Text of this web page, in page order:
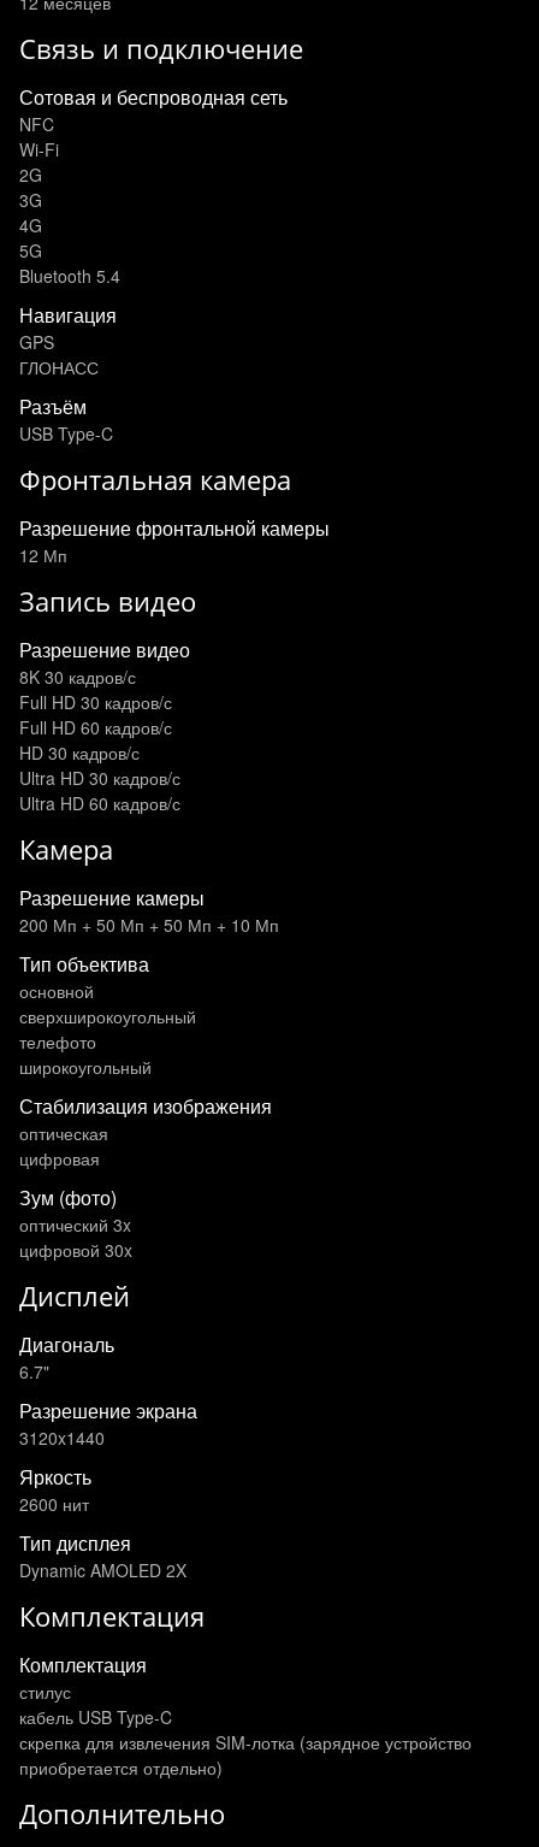
Связь и подключение
Сотовая и беспроводная сеть
NFC
Wi-Fi
2G
3G
4G
5G
Bluetooth 5.4
Навигация
GPS
ГЛОНАСС
Разъём
USB Type-C
Фронтальная камера
Разрешение фронтальной камеры
12 Мп
Запись видео
Разрешение видео
8K 30 кадров/с
Full HD 30 кадров/с
Full HD 60 кадров/с
HD 30 кадров/с
Ultra HD 30 кадров/с
Ultra HD 60 кадров/с
Камера
Разрешение камеры
200 Мп + 50 Мп + 50 Мп + 10 Мп
Тип объектива
основной
сверхширокоугольный
телефото
широкоугольный
Стабилизация изображения
оптическая
цифровая
Зум (фото)
оптический 3x
цифровой 30x
Дисплей
Диагональ
6.7"
Разрешение экрана
3120x1440
Яркость
2600 нит
Тип дисплея
Dynamic AMOLED 2X
Комплектация
Комплектация
стилус
кабель USB Type-C
скрепка для извлечения SIM-лотка (зарядное устройство
приобретается отдельно)
Дополнительно